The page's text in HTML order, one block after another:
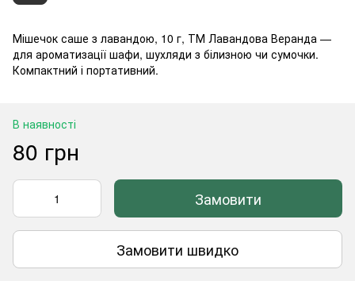
Мішечок саше з лавандою, 10 г, ТМ Лавандова Веранда —
для ароматизації шафи, шухляди з білизною чи сумочки.
Компактний і портативний.
В наявності
80 грн
Замовити
Замовити швидко